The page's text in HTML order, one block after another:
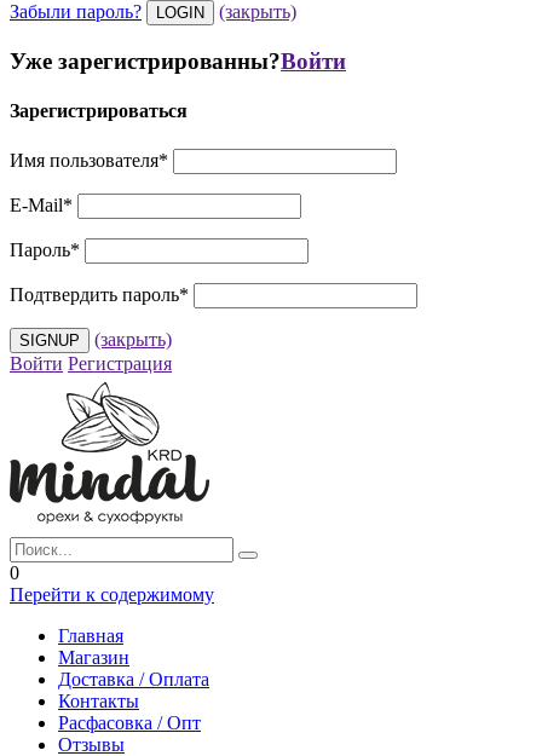
Забыли пароль? (закрыть)
Уже зарегистрированны?Войти
Зарегистрироваться
Имя пользователя*
E-Mail*
Пароль*
Подтвердить пароль*
(закрыть)
Войти Регистрация
0
Перейти к содержимому
Главная
Магазин
Доставка / Оплата
Контакты
Расфасовка / Опт
Отзывы